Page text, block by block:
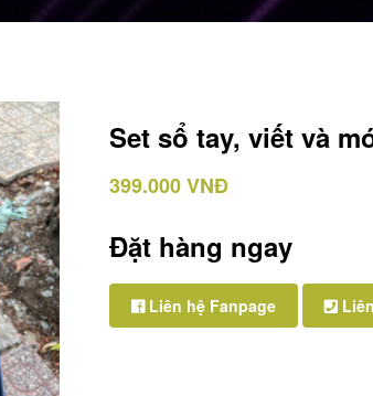
Set sổ tay, viết và
399.000 VNĐ
Đặt hàng ngay
Liên hệ Fanpage